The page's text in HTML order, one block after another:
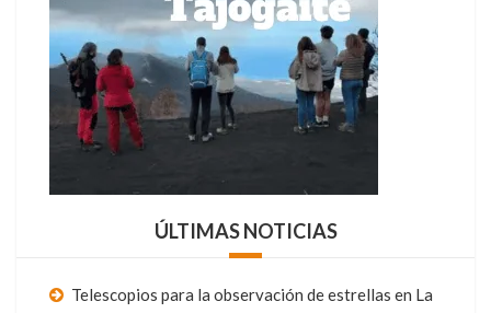
ÚLTIMAS NOTICIAS
Telescopios para la observación de estrellas en La